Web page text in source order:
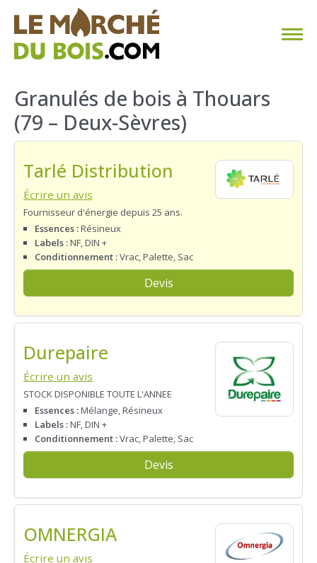
CHAUFFAGE AU BOIS
FAQ
TROUVER SON FOURNISSEUR
BLOG
ESPACE PRO
Granulés de bois à Thouars
(79 – Deux-Sèvres)
Tarlé Distribution
Écrire un avis
Fournisseur d'énergie depuis 25 ans.
Essences :Résineux
Labels :NF, DIN +
Conditionnement :Vrac, Palette, Sac
Devis
Durepaire
Écrire un avis
STOCK DISPONIBLE TOUTE L'ANNEE
Essences :Mélange, Résineux
Labels :NF, DIN +
Conditionnement :Vrac, Palette, Sac
Devis
OMNERGIA
Écrire un avis